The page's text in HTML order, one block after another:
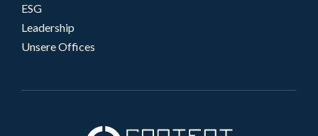
ESG
Leadership
Unsere Offices